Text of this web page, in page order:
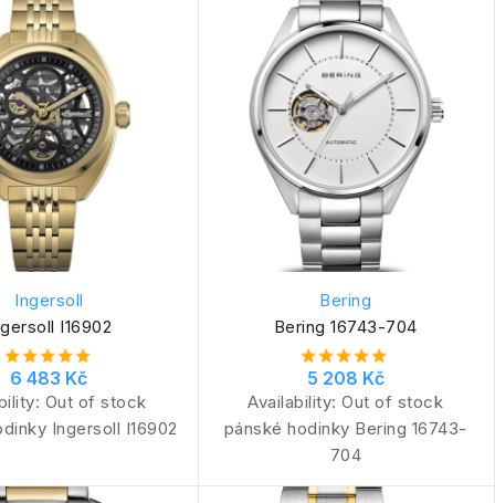
Ingersoll
I16902
6 483 Kč
Out of stock
Ingersoll I16902
Bering
Bering 16743-704
5 208 Kč
Availability:Out of stock
pánské hodinky Bering 16743-
704